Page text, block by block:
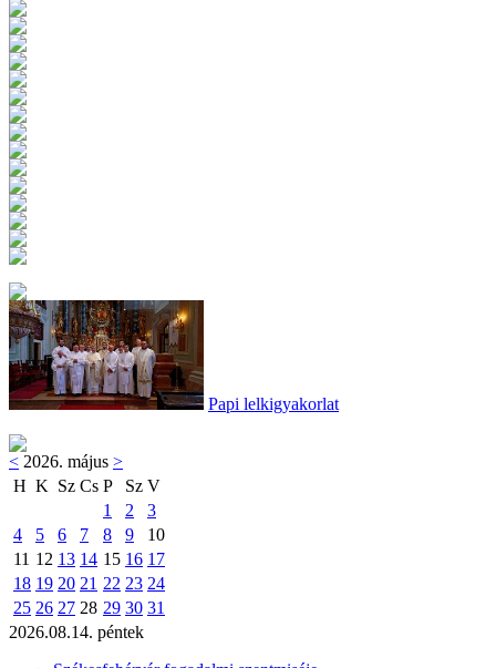
Papi lelkigyakorlat
< 2026. május >
H K Sz Cs P Sz V
1
2
3
4
5 6 7 8 9
10
11 12 13 14 15 16 17
18 19 20 21 22 23 24
25 26 27 28 29 30 31
2026.08.14. péntek